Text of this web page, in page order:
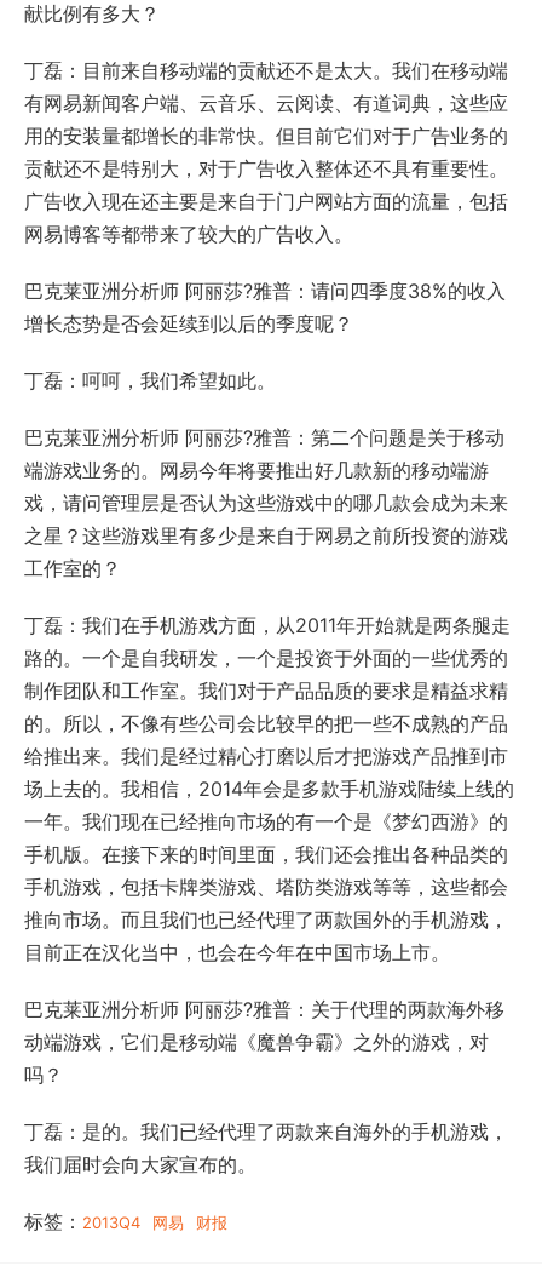
献比例有多大？
丁磊：目前来自移动端的贡献还不是太大。我们在移动端
有网易新闻客户端、云音乐、云阅读、有道词典，这些应
用的安装量都增长的非常快。但目前它们对于广告业务的
贡献还不是特别大，对于广告收入整体还不具有重要性。
广告收入现在还主要是来自于门户网站方面的流量，包括
网易博客等都带来了较大的广告收入。
巴克莱亚洲分析师 阿丽莎?雅普：请问四季度38%的收入
增长态势是否会延续到以后的季度呢？
丁磊：呵呵，我们希望如此。
巴克莱亚洲分析师 阿丽莎?雅普：第二个问题是关于移动
端游戏业务的。网易今年将要推出好几款新的移动端游
戏，请问管理层是否认为这些游戏中的哪几款会成为未来
之星？这些游戏里有多少是来自于网易之前所投资的游戏
工作室的？
丁磊：我们在手机游戏方面，从2011年开始就是两条腿走
路的。一个是自我研发，一个是投资于外面的一些优秀的
制作团队和工作室。我们对于产品品质的要求是精益求精
的。所以，不像有些公司会比较早的把一些不成熟的产品
给推出来。我们是经过精心打磨以后才把游戏产品推到市
场上去的。我相信，2014年会是多款手机游戏陆续上线的
一年。我们现在已经推向市场的有一个是《梦幻西游》的
手机版。在接下来的时间里面，我们还会推出各种品类的
手机游戏，包括卡牌类游戏、塔防类游戏等等，这些都会
推向市场。而且我们也已经代理了两款国外的手机游戏，
目前正在汉化当中，也会在今年在中国市场上市。
巴克莱亚洲分析师 阿丽莎?雅普：关于代理的两款海外移
动端游戏，它们是移动端《魔兽争霸》之外的游戏，对
吗？
丁磊：是的。我们已经代理了两款来自海外的手机游戏，
我们届时会向大家宣布的。
标签： 2013Q4 网易 财报